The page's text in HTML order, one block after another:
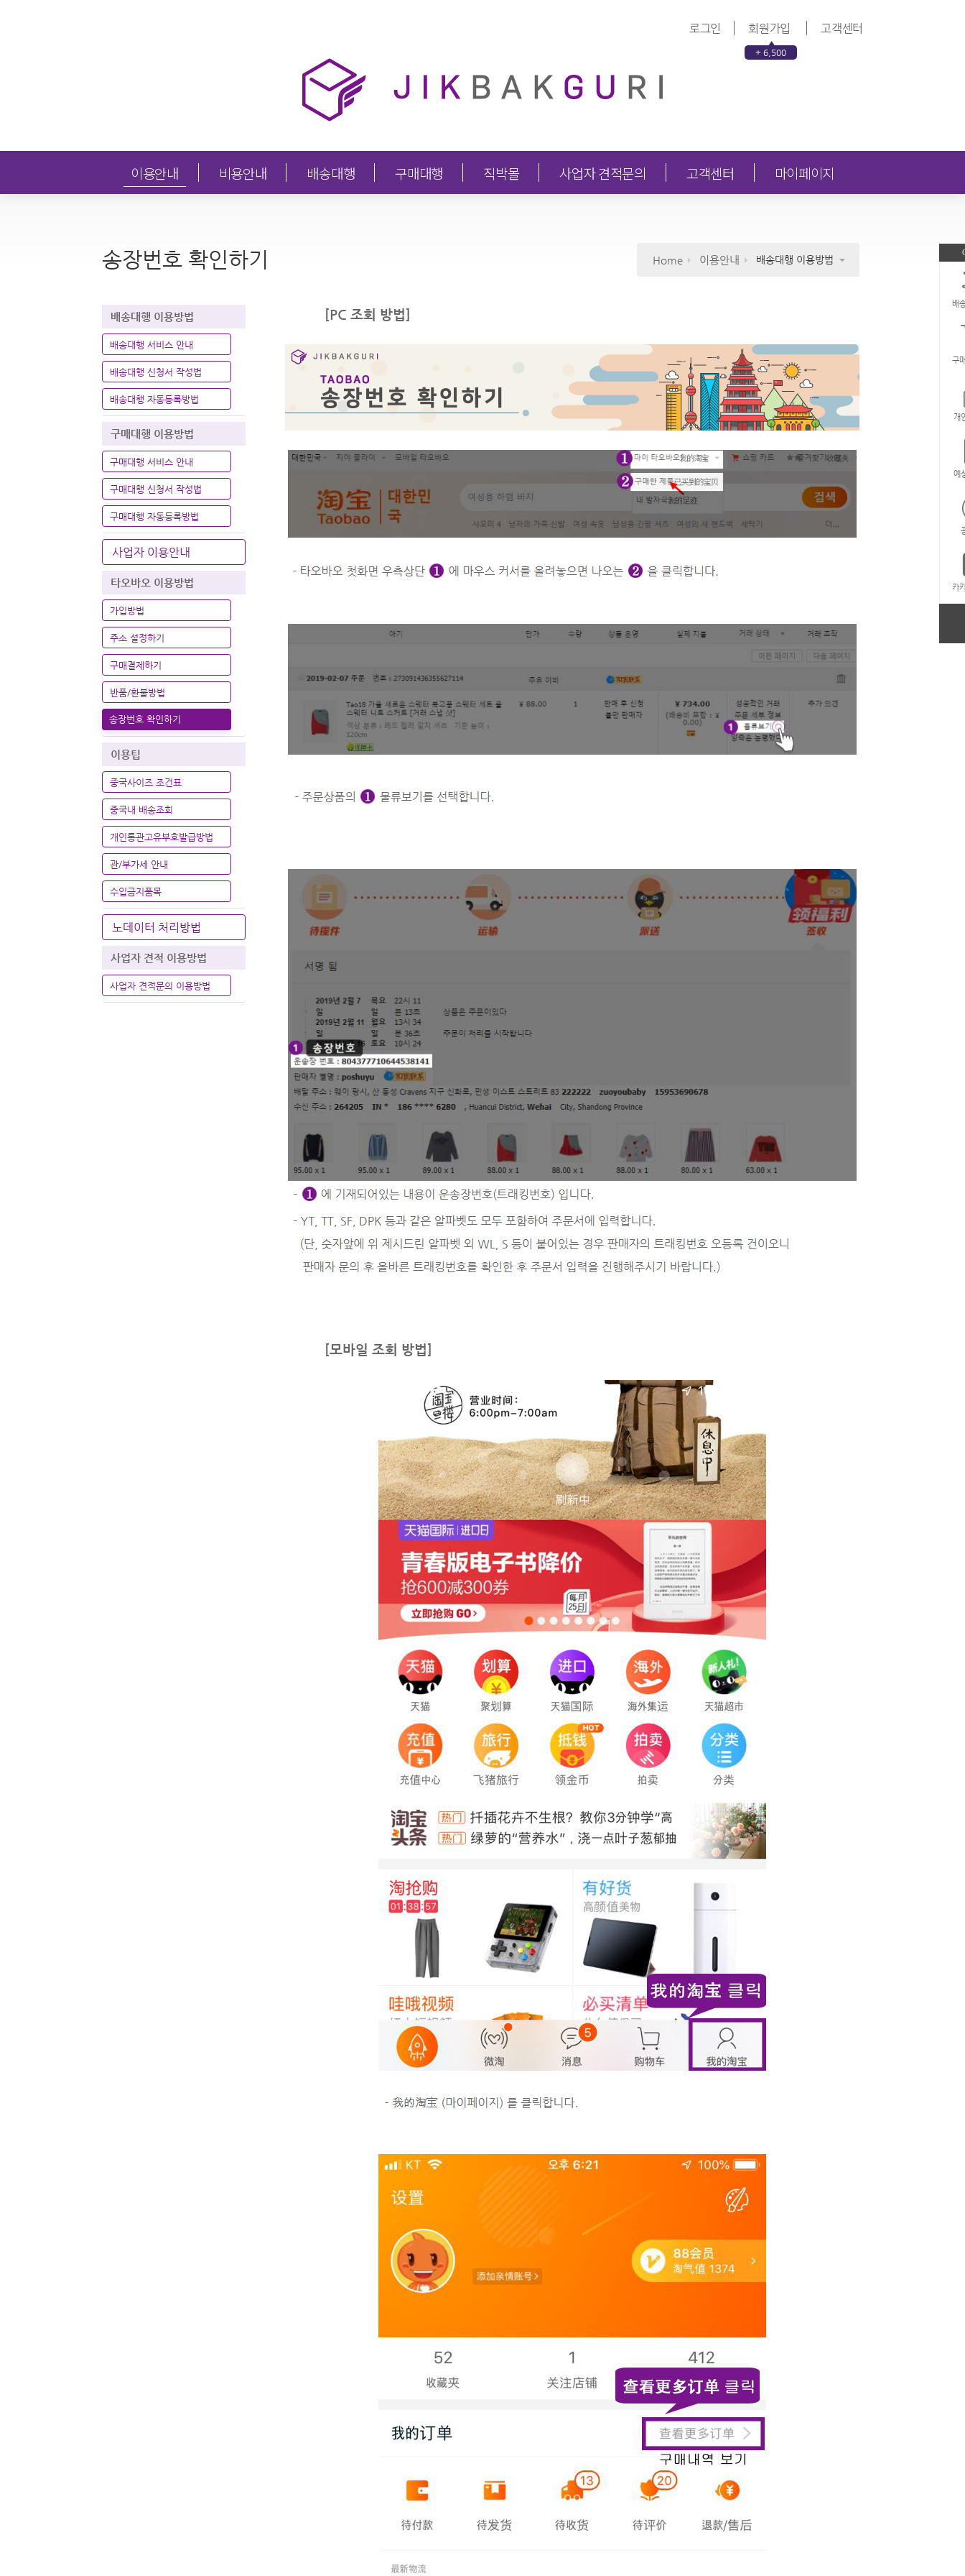
로그인 회원가입
+ 6,500
고객센터
이용안내 비용안내 배송대행 구매대행 직박몰 사업자 견적문의 고객센터 마이페이지
송장번호 확인하기 Home 이용안내 배송대행 이용방법
배
구
개
예
카
배송대행 이용방법
배송대행 서비스 안내
배송대행 신청서 작성법
배송대행 자동등록방법
구매대행 이용방법
구매대행 서비스 안내
구매대행 신청서 작성법
구매대행 자동등록방법
사업자 이용안내
타오바오 이용방법
가입방법
주소 설정하기
구매결제하기
반품/환불방법
송장번호 확인하기
이용팁
중국사이즈 조건표
중국내 배송조회
개인통관고유부호발급방법
관/부가세 안내
수입금지품목
노데이터 처리방법
사업자 견적 이용방법
사업자 견적문의 이용방법
[PC 조회 방법]
[모바일 조회 방법]